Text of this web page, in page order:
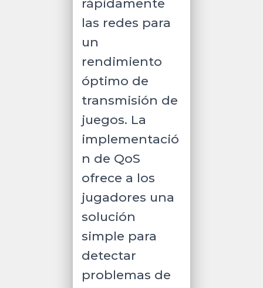
rápidamente
las redes para
un
rendimiento
óptimo de
transmisión de
juegos. La
implementació
n de QoS
ofrece a los
jugadores una
solución
simple para
detectar
problemas de